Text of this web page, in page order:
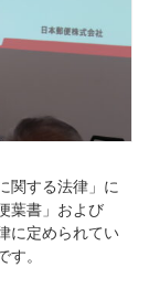
関する法律」に
葉書」および
に定められてい
。